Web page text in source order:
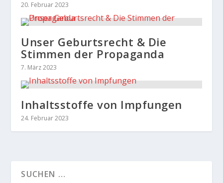
20. Februar 2023
Unser Geburtsrecht & Die
Stimmen der Propaganda
7. März 2023
Inhaltsstoffe von Impfungen
24. Februar 2023